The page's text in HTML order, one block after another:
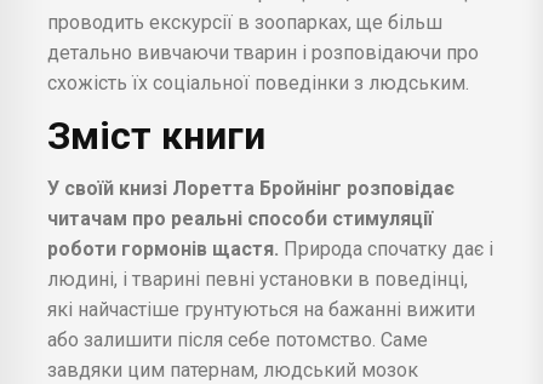
проводить екскурсії в зоопарках, ще більш
детально вивчаючи тварин і розповідаючи про
схожість їх соціальної поведінки з людським.
Зміст книги
У своїй книзі Лоретта Бройнінг розповідає
читачам про реальні способи стимуляції
роботи гормонів щастя. Природа спочатку дає і
людині, і тварині певні установки в поведінці,
які найчастіше грунтуються на бажанні вижити
або залишити після себе потомство. Саме
завдяки цим патернам, людський мозок